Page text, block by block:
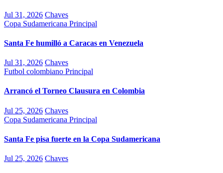
Jul 31, 2026 Chaves
Copa Sudamericana Principal
Santa Fe humilló a Caracas en Venezuela
Jul 31, 2026 Chaves
Futbol colombiano Principal
Arrancó el Torneo Clausura en Colombia
Jul 25, 2026 Chaves
Copa Sudamericana Principal
Santa Fe pisa fuerte en la Copa Sudamericana
Jul 25, 2026 Chaves